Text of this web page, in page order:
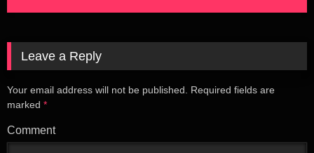
Leave a Reply
Your email address will not be published.
Required fields are
marked *
Comment